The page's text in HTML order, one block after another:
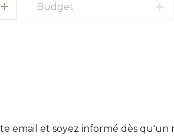
Budget
email et soyez informé dès qu'un